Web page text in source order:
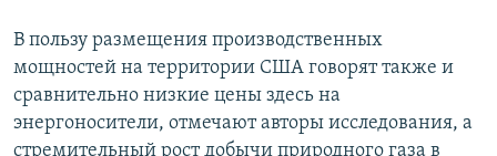
В пользу размещения производственных
мощностей на территории США говорят также и
сравнительно низкие цены здесь на
энергоносители, отмечают авторы исследования, а
стремительный рост добычи природного газа в